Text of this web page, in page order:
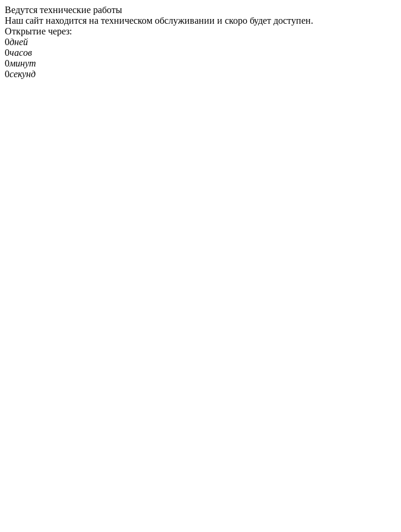
Ведутся технические работы
Наш сайт находится на техническом обслуживании и скоро будет доступен.
Открытие через:
0дней
0часов
0минут
0секунд